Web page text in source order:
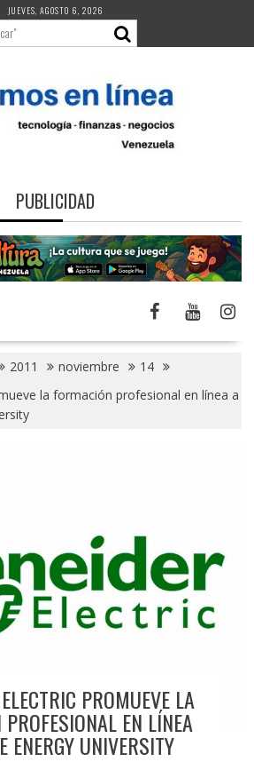
JUEVES, AGOSTO 6, 2026
PUBLICIDAD
2011 noviembre
14
la formación profesional en línea a
PROMUEVE LA
EN LÍNEA
ENERGY UNIVERSITY